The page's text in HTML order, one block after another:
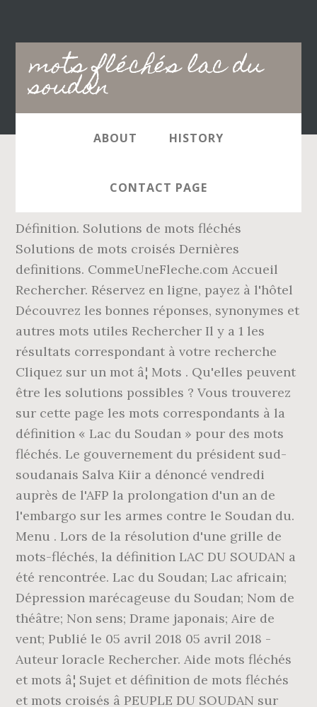
mots fléchés lac du
soudan
Main
navigation
ABOUT HISTORY
CONTACT PAGE
Les solutions pour LAC AU SOUDAN de mots
Définition. Solutions de mots fléchés
Solutions de mots croisés Dernières
definitions. CommeUneFleche.com Accueil
Rechercher. Réservez en ligne, payez à l'hôtel
Découvrez les bonnes réponses, synonymes et
autres mots utiles Rechercher Il y a 1 les
résultats correspondant à votre recherche
Cliquez sur un mot â¦ Mots . Qu'elles peuvent
être les solutions possibles ? Vous trouverez
sur cette page les mots correspondants à la
définition « Lac du Soudan » pour des mots
fléchés. Le gouvernement du président sud-
soudanais Salva Kiir a dénoncé vendredi
auprès de l'AFP la prolongation d'un an de
l'embargo sur les armes contre le Soudan du.
Menu . Lors de la résolution d'une grille de
mots-fléchés, la définition LAC DU SOUDAN a
été rencontrée. Lac du Soudan; Lac africain;
Dépression marécageuse du Soudan; Nom de
théâtre; Non sens; Drame japonais; Aire de
vent; Publié le 05 avril 2018 05 avril 2018 -
Auteur loracle Rechercher. Aide mots fléchés
et mots â¦ Sujet et définition de mots fléchés
et mots croisés â PEUPLE DU SOUDAN sur